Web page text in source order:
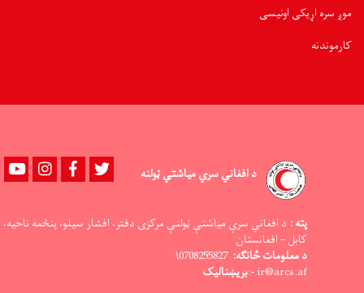
موږ سره اړیکی اونیسی
کارموندنه
د افغاني سري میاشتي ټولنه YoutubeinstagramFacebook Twitter
پته : د افغاني سرې میاشتې ټولنې مرکزی دفتر، افشار سیلو، پنځمه ناحیه،
کابل – افغانستان
د معلومات څانګه: 0708255827\
ir@arcs.af -: بریښنالیک